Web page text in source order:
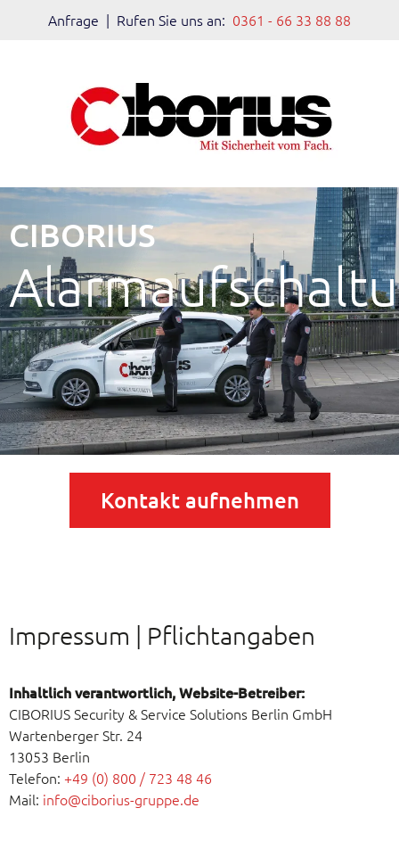
Anfrage | Rufen Sie uns an: 0361 - 66 33 88 88
CIBORIUS
Kontakt aufnehmen
Impressum | Pflichtangaben
Inhaltlich verantwortlich, Website-Betreiber:
CIBORIUS Security & Service Solutions Berlin GmbH
Wartenberger Str. 24
13053 Berlin
Telefon: +49 (0) 800 / 723 48 46
Mail: info@ciborius-gruppe.de